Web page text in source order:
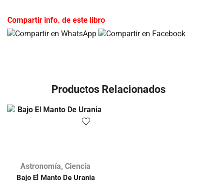
Compartir info. de este libro
Productos Relacionados
Astronomía, Ciencia
Bajo El Manto De Urania